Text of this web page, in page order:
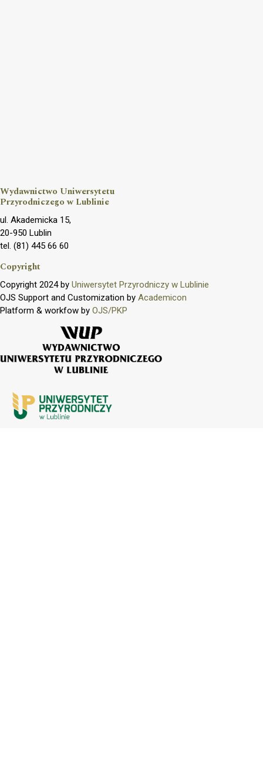
Wydawnictwo Uniwersytetu
Przyrodniczego w Lublinie
ul. Akademicka 15,
20-950 Lublin
tel. (81) 445 66 60
Copyright
Copyright 2024 by Uniwersytet Przyrodniczy w Lublinie
OJS Support and Customization by Academicon
Platform & workfow by OJS/PKP